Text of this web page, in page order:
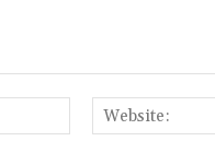
Email:*